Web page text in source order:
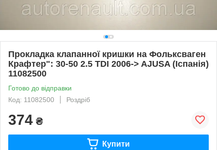
Прокладка клапанної кришки на Фольксваген
Крафтер": 30-50 2.5 TDI 2006-> AJUSA (Іспанія)
11082500
Готово до відправки
Код: 11082500
Роздріб
374 ₴
Купити